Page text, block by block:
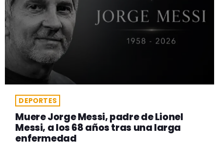
DEPORTES
Muere Jorge Messi, padre de Lionel
Messi, a los 68 años tras una larga
enfermedad